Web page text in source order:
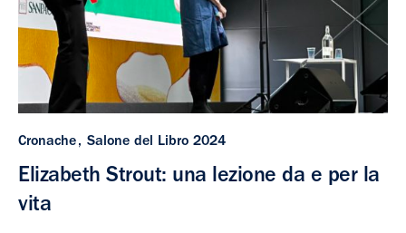
Cronache Salone del Libro 2024
Elizabeth Strout: una lezione da e per la
vita